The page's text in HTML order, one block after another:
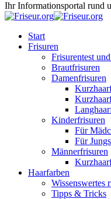
Ihr Informationsportal rund
Start
Frisuren
Frisurentest
Brautfrisuren
Damenfrisuren
Kinderfrisuren
Für
Für Jungs
Männerfrisuren
Haarfarben
Wissenswertes
Tipps & Tricks